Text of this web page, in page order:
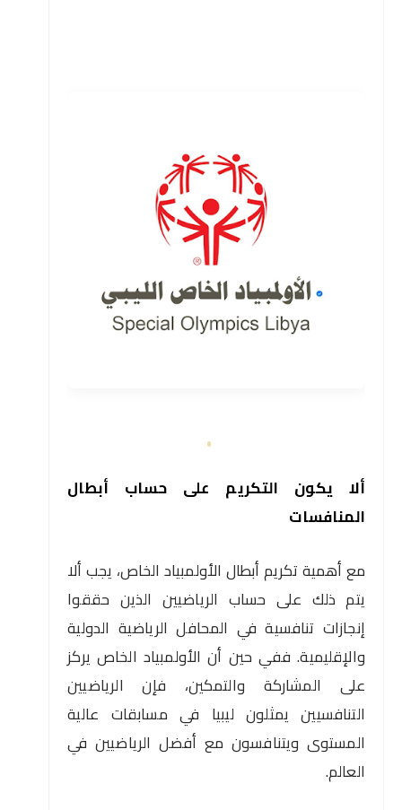
ألا يكون التكريم على حساب أبطال
المنافسات
مع أهمية تكريم أبطال الأولمبياد الخاص، يجب ألا
يتم ذلك على حساب الرياضيين الذين حققوا
إنجازات تنافسية في المحافل الرياضية الدولية
والإقليمية. ففي حين أن الأولمبياد الخاص يركز
على المشاركة والتمكين، فإن الرياضيين
التنافسيين يمثلون ليبيا في مسابقات عالية
المستوى ويتنافسون مع أفضل الرياضيين في
العالم.